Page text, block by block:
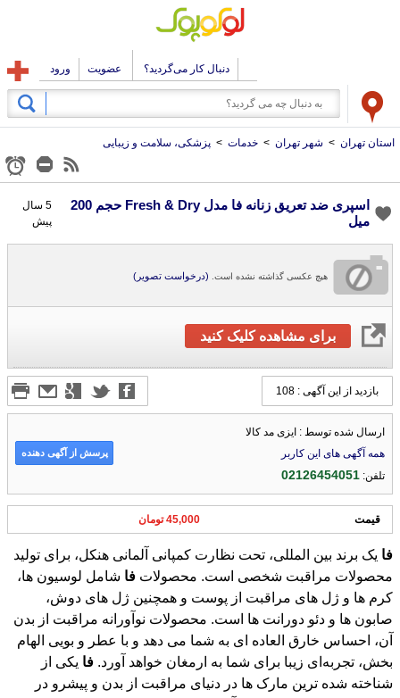
دنبال کار می‌گردید؟ عضویت ورود
استان تهران > شهر تهران > خدمات > پزشکی، سلامت و زیبایی
اسپری ضد تعریق زنانه فا مدل Fresh & Dry حجم 200
میل
5 سال
پیش
هیچ عکسی گذاشته نشده است. (درخواست تصویر)
برای مشاهده کلیک کنید
بازدید از این آگهی : 108
ارسال شده توسط : ایزی مد کالا
همه آگهی های این کاربر
تلفن:02126454051
پرسش از آگهی دهنده
قیمت 45,000 تومان
فا یک برند بین المللی، تحت نظارت کمپانی آلمانی هنکل، برای تولید
محصولات مراقبت شخصی است. محصولات فا شامل لوسیون ها،
کرم ها و ژل های مراقبت از پوست و همچنین ژل های دوش،
صابون ها و دئو دورانت ها است. محصولات نوآورانه مراقبت از بدن
آن، احساس خارق العاده ای به شما می دهد و با عطر و بویی الهام
بخش، تجربه‌ای زیبا برای شما به ارمغان خواهد آورد. فا یکی از
شناخته شده ترین مارک ها در دنیای مراقبت از بدن و پیشرو در
بازار اروپا است. محصولات آن را می توان در سراسر جهان، در